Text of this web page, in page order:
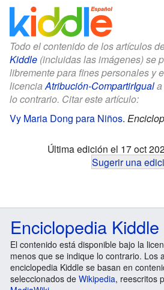
Todo el contenido de los artículos
Kiddle (incluidas las imágenes) se
libremente para fines personales y
licenciaAtribución-CompartirIgual
lo contrario. Citar este artículo:
Vy Maria Dong para Niños.
Última edición el 17 oct
Sugerir una
Enciclopedia Kiddle
El contenido está disponible bajo la
menos que se indique lo contrario. Los
enciclopedia Kiddle se basan en
seleccionados de Wikipedia, reescritos